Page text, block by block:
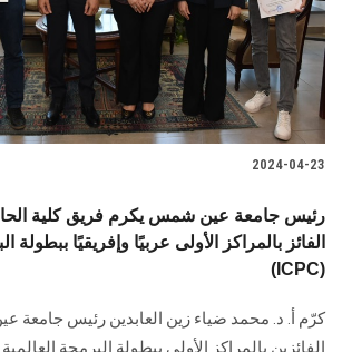
2024-04-23
رئيس جامعة عين شمس يكرم فريق كلية
الفائز بالمراكز الأولى عربيًا وإفريقيًا ببطولة
(ICPC)
كرّم أ. د. محمد ضياء زين العابدين رئيس